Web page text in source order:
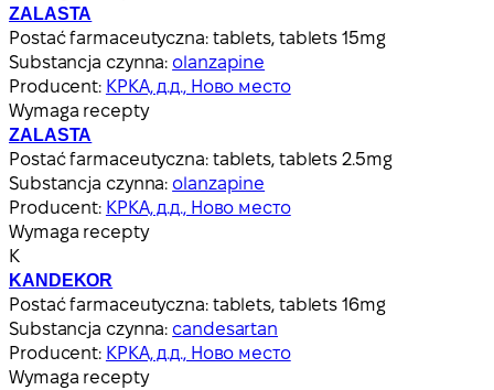
ZALASTA
Postać farmaceutyczna: tablets, tablets 15mg
Substancja czynna: olanzapine
Producent: КРКА, д.д., Ново место
Wymaga recepty
ZALASTA
Postać farmaceutyczna: tablets, tablets 2.5mg
Substancja czynna: olanzapine
Producent: КРКА, д.д., Ново место
Wymaga recepty
К
KANDEKOR
Postać farmaceutyczna: tablets, tablets 16mg
Substancja czynna: candesartan
Producent: КРКА, д.д., Ново место
Wymaga recepty